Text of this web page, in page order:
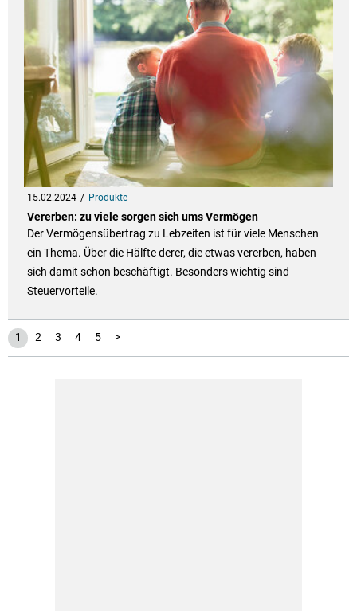
15.02.2024 Produkte
Vererben: zu viele sorgen sich ums Vermögen
Der Vermögensübertrag zu Lebzeiten ist für viele Menschen
ein Thema. Über die Hälfte derer, die etwas vererben, haben
sich damit schon beschäftigt. Besonders wichtig sind
Steuervorteile.
1 2 3 4 5 >